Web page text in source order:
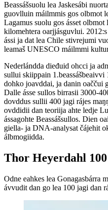
Beassášsuolu lea Jaskesábi
guovlluin máilmmis gos olbmot
Lagamus suolu gos ásset
kilomehtera oarjjásguvlui.
ássi ja dat lea Chile stivrejumi
leamaš UNESCO máilmmi
Nederlándda dieđuid ohcci ja
sullui skiippain 1.beassášbeaivvi
dohko joavddai, ja danin oaččui
Dalle ásse sullos birrasii 3000-
dovddus sullii 400 jagi rájes
ovddidii dan teoriija ahte ledje
ássagohte Beassášsullos. Dien
giella- ja DNA-analysat čájehit
álbmogiidda.
Thor Heyerdahl
Odne eahkes lea Gonagasbárra
ávvudit dan go lea 100 jagi dan